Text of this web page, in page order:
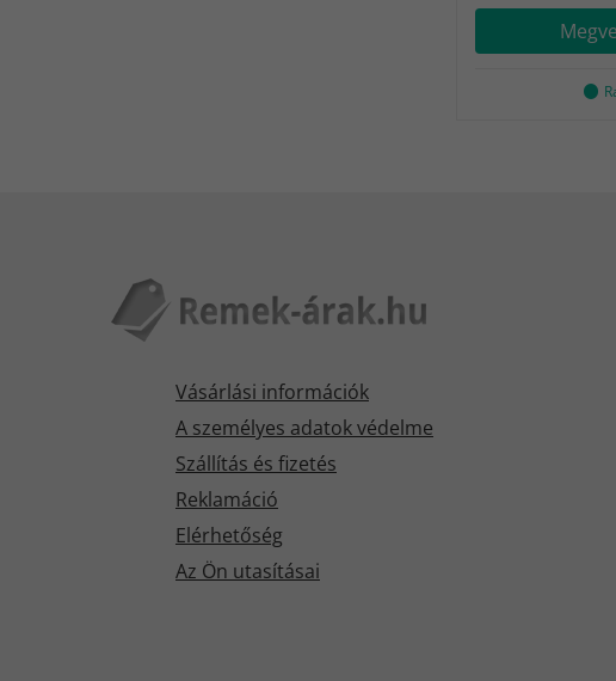
Vásárlási információk
A személyes adatok védelme
Szállítás és fizetés
Reklamáció
Elérhetőség
Az Ön utasításai